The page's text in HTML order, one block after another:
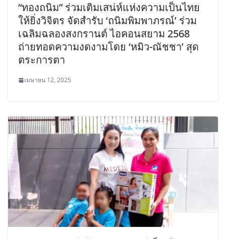
“ทองถนิม” ร่วมเติมเสน่ห์แห่งความเป็นไทย
ให้ยิ่งวิจิตร จัดสำรับ ‘ถนิมพิมพาภรณ์’ ร่วม
เฉลิมฉลองสงกรานต์ ไอคอนสยาม 2568
ถ่ายทอดความงดงามโดย ‘หมิว-ณัชชา’ สุด
ตระการตา
เมษายน 12, 2025